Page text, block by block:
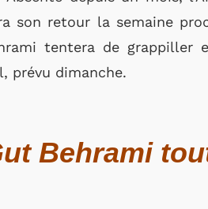
retour la semaine
tentera de grappiller
prévu dimanche.
Behrami